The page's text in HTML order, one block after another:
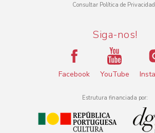
Consultar Política de
Siga-nos!
Facebook YouTube
Estrutura financiada por: